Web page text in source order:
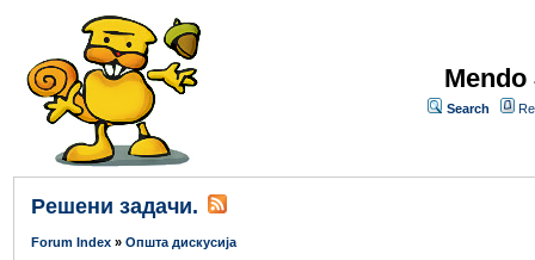
Search
Решени задачи.
Forum Index » Општа дискусија